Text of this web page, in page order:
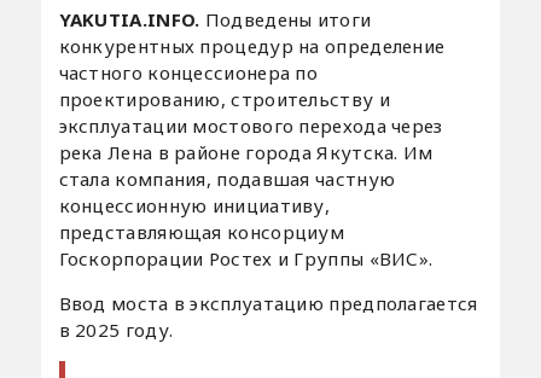
YAKUTIA.INFO. Подведены итоги
конкурентных процедур на определение
частного концессионера по
проектированию, строительству и
эксплуатации мостового перехода через
река Лена в районе города Якутска. Им
стала компания, подавшая частную
концессионную инициативу,
представляющая консорциум
Госкорпорации Ростех и Группы «ВИС».
Ввод моста в эксплуатацию предполагается
в 2025 году.